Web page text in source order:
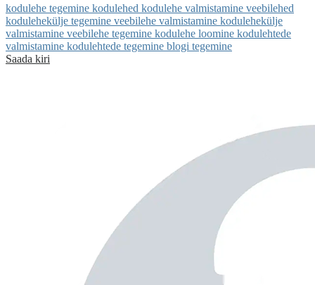
kodulehe tegemine kodulehed kodulehe valmistamine veebilehed
kodulehekülje tegemine veebilehe valmistamine kodulehekülje
valmistamine veebilehe tegemine kodulehe loomine kodulehtede
valmistamine kodulehtede tegemine blogi tegemine
Saada kiri